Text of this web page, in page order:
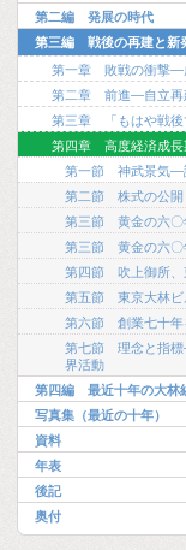
第二編 発展の時代
第三編 戦後の再建と新
第一章 敗戦の衝撃―
第二章 前進―自立再
第三章 「もはや戦後
第四章 高度経済成長
第一節 神武景気―
第二節 株式の公開
第三節 黄金の六〇
第三節 黄金の六〇
第四節 吹上御所、
第五節 東京大林ビ
第六節 創業七十年
第七節 理念と指
界活動
第四編 最近十年の大林
写真集（最近の十年）
資料
年表
後記
奥付